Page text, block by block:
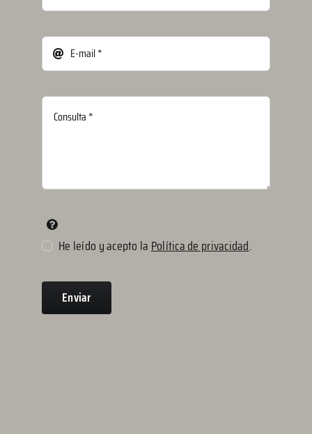
He leído y acepto laPolítica de privacidad.
Enviar